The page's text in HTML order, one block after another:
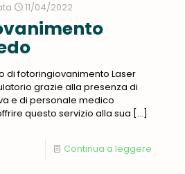
11/04/2022
di fotoringiovanimento Laser
grazie alla presenza di
e di personale medico
questo servizio alla sua […]
Continua a leggere